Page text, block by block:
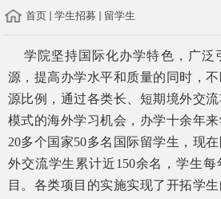
首页 学生招募 留学生
学院坚持国际化办学特色，广泛
源，提高办学水平和质量的同时，
源比例，通过各类长、短期境外交
模式的海外学习机会，办学十余年
20多个国家50多名国际留学生，现
外交流学生累计近150余名，学生每
目。各类项目的实施实现了开拓学